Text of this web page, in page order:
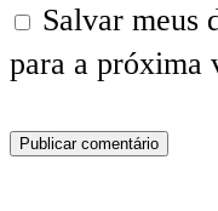
Salvar meus
para a próxima